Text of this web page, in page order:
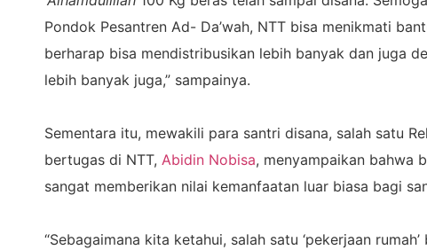
Pondok Pesantren Ad- Da’wah, NTT bisa menikmati
berharap bisa mendistribusikan lebih banyak dan juga
lebih banyak juga,” sampainya.
Sementara itu, mewakili para santri disana, salah satu
bertugas di NTT, Abidin Nobisa, menyampaikan bahwa
sangat memberikan nilai kemanfaatan luar biasa bagi
“Sebagaimana kita ketahui, salah satu ‘pekerjaan